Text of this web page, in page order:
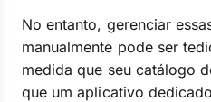
No entanto, gerenciar
manualmente pode ser
medida que seu catálogo
que um aplicativo